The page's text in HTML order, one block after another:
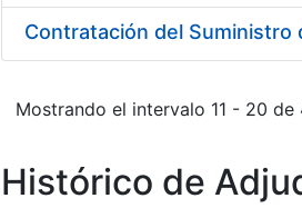
Mostrando el intervalo 11 - 20 de
Histórico de